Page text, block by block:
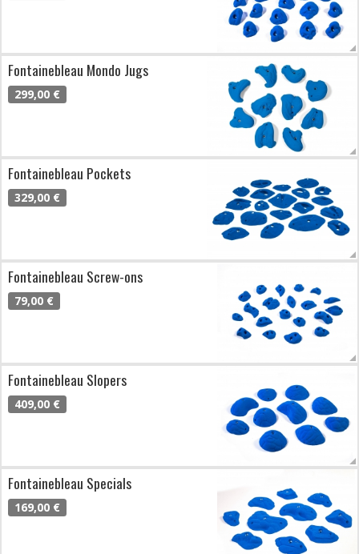
Fontainebleau Mondo Jugs
299,00 €
Fontainebleau Pockets
329,00 €
Fontainebleau Screw-ons
79,00 €
Fontainebleau Slopers
409,00 €
Fontainebleau Specials
169,00 €